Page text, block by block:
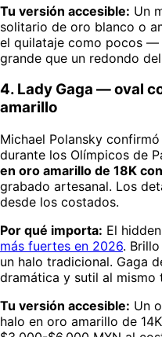
Tu versión accesible: Un
solitario de oro blanco o
el quilataje como pocos —
grande que un redondo
4. Lady Gaga — oval
amarillo
Michael Polansky
durante los Olímpicos de
en oro amarillo de 18K
grabado artesanal. Los
desde los costados.
Por qué importa: El
más fuertes en 2026.
un halo tradicional. Gaga
dramática y sutil al mismo
Tu versión accesible: Un
halo en oro amarillo de